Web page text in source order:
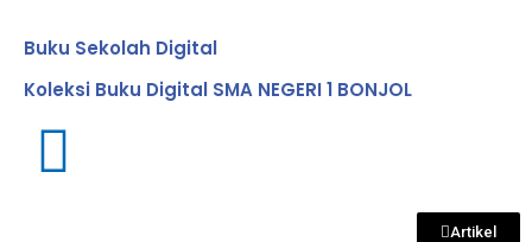
Buku Sekolah Digital
Koleksi Buku Digital SMA NEGERI 1 BONJOL
Artikel